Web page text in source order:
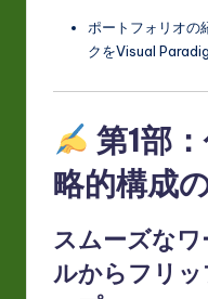
ポートフォリオの
クをVisual
第1部
略的構成
スムーズな
ルからフリ